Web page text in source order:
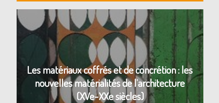
Les matériaux coffrés et de concrétion : les
nouvelles matérialités de l’architecture
(XVe-XXe siècles)